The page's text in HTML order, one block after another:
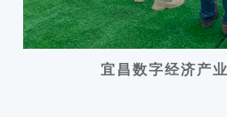
宜昌数字经济产